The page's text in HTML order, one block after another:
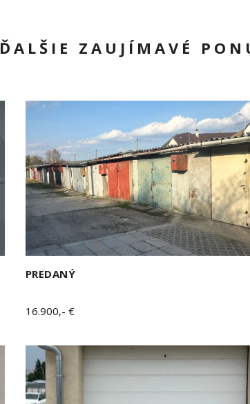
ĎALŠIE ZAUJÍMAVÉ
PREDANÝ
16.900,- €